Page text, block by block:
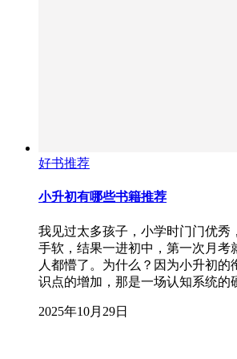
好书推荐
小升初有哪些书籍推荐
我见过太多孩子，小学时门门优秀
手软，结果一进初中，第一次月考
人都懵了。为什么？因为小升初的
识点的增加，那是一场认知系统
2025年10月29日